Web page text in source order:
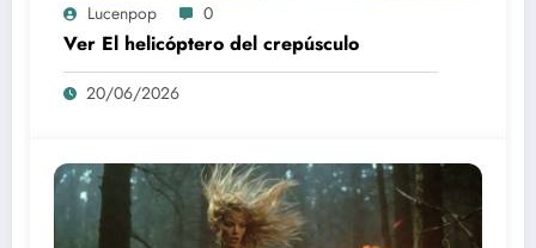
Lucenpop 0
Ver El helicóptero del crepúsculo
20/06/2026